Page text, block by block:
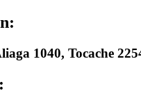
1040, Tocache